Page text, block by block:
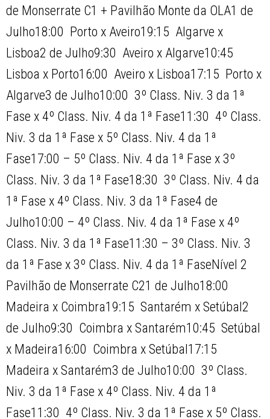
de Monserrate C1 + Pavilhão Monte da OLA1 de
Julho18:00  Porto x Aveiro19:15  Algarve x
Lisboa2 de Julho9:30  Aveiro x Algarve10:45 
Lisboa x Porto16:00  Aveiro x Lisboa17:15  Porto x
Algarve3 de Julho10:00  3º Class. Niv. 3 da 1ª
Fase x 4º Class. Niv. 4 da 1ª Fase11:30  4º Class.
Niv. 3 da 1ª Fase x 5º Class. Niv. 4 da 1ª
Fase17:00 – 5º Class. Niv. 4 da 1ª Fase x 3º
Class. Niv. 3 da 1ª Fase18:30  3º Class. Niv. 4 da
1ª Fase x 4º Class. Niv. 3 da 1ª Fase4 de
Julho10:00 – 4º Class. Niv. 4 da 1ª Fase x 4º
Class. Niv. 3 da 1ª Fase11:30 – 3º Class. Niv. 3
da 1ª Fase x 3º Class. Niv. 4 da 1ª FaseNível 2 
Pavilhão de Monserrate C21 de Julho18:00 
Madeira x Coimbra19:15  Santarém x Setúbal2
de Julho9:30  Coimbra x Santarém10:45  Setúbal
x Madeira16:00  Coimbra x Setúbal17:15 
Madeira x Santarém3 de Julho10:00  3º Class.
Niv. 3 da 1ª Fase x 4º Class. Niv. 4 da 1ª
Fase11:30  4º Class. Niv. 3 da 1ª Fase x 5º Class.